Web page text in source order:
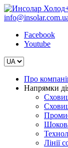
Facebook
Youtube
Про
Напрямки
Лінії